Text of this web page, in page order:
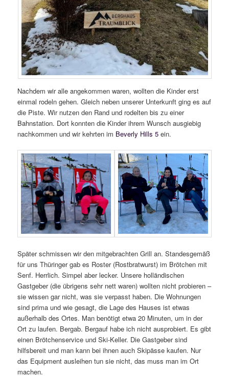
Nachdem wir alle angekommen waren, wollten die Kinder erst
einmal rodeln gehen. Gleich neben unserer Unterkunft ging es auf
die Piste. Wir nutzen den Rand und rodelten bis zu einer
Bahnstation. Dort konnten die Kinder ihrem Wunsch ausgiebig
nachkommen und wir kehrten im Beverly Hills 5 ein.
Später schmissen wir den mitgebrachten Grill an. Standesgemäß
für uns Thüringer gab es Roster (Rostbratwurst) im Brötchen mit
Senf. Herrlich. Simpel aber lecker. Unsere holländischen
Gastgeber (die übrigens sehr nett waren) wollten nicht probieren –
sie wissen gar nicht, was sie verpasst haben. Die Wohnungen
sind prima und wie gesagt, die Lage des Hauses ist etwas
außerhalb des Ortes. Man benötigt etwa 20 Minuten, um in der
Ort zu laufen. Bergab. Bergauf habe ich nicht ausprobiert. Es gibt
einen Brötchenservice und Ski-Keller. Die Gastgeber sind
hilfsbereit und man kann bei ihnen auch Skipässe kaufen. Nur
das Equipment ausleihen tun sie nicht, das muss man im Ort
machen.